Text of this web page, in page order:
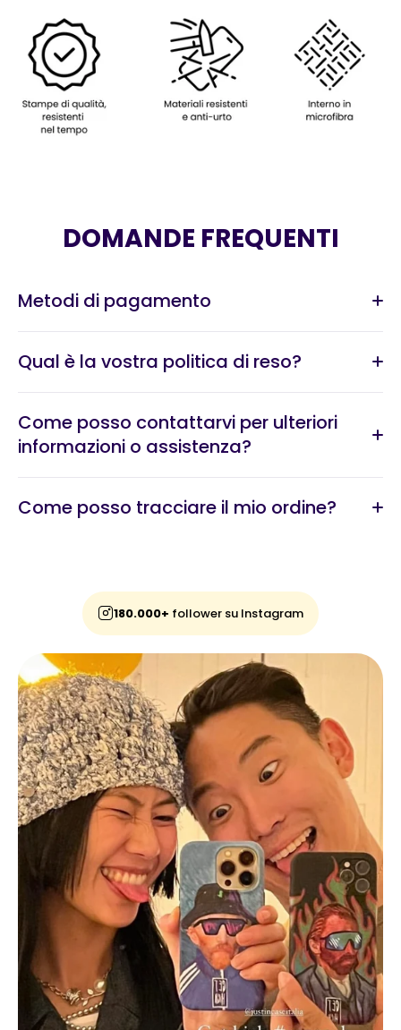
DOMANDE FREQUENTI
Metodi di pagamento
Qual è la vostra politica di reso?
Come posso contattarvi per ulteriori
informazioni o assistenza?
Come posso tracciare il mio ordine?
180.000+ follower su Instagram